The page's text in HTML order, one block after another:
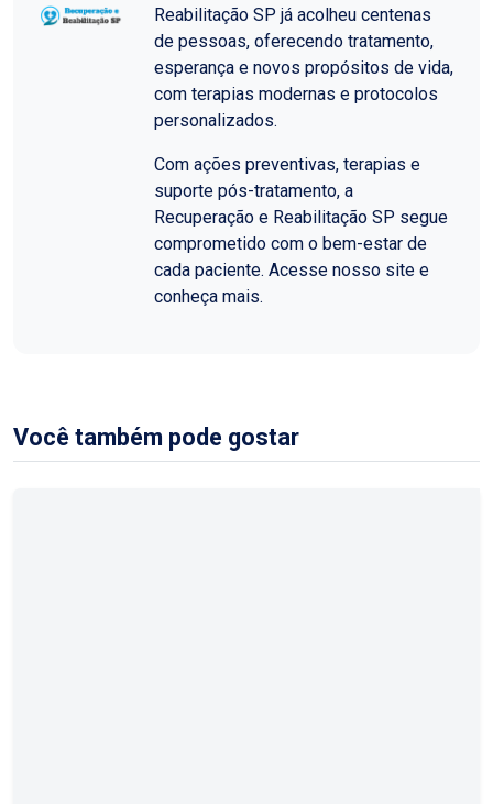
Reabilitação SP já acolheu centenas
de pessoas, oferecendo tratamento,
esperança e novos propósitos de vida,
com terapias modernas e protocolos
personalizados.
Com ações preventivas, terapias e
suporte pós-tratamento, a
Recuperação e Reabilitação SP segue
comprometido com o bem-estar de
cada paciente. Acesse nosso site e
conheça mais.
Você também pode gostar